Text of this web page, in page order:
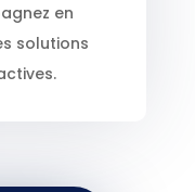
en
solutions